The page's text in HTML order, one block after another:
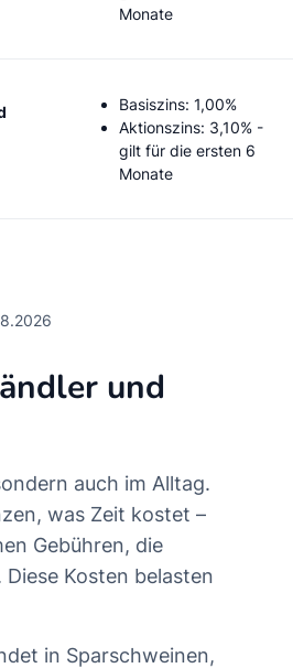
Monate
Basiszins: 1,00%
Aktionszins: 3,10% -
gilt für die ersten 6
Monate
und
auch im Alltag.
was Zeit kostet –
Gebühren, die
Kosten belasten
in Sparschweinen,